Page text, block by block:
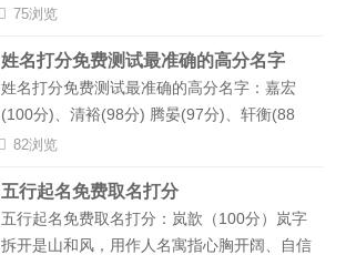
妍、伯瑜、沁冰、泽菁、洛梓、汝轩、润植、
媛、喜欣、欢童、泓康、雨烟、凡婷、涵洲、
红菲、洛琪...
75浏览
姓名打分免费测试最准确的高分名字
姓名打分免费测试最准确的高分名字：嘉宏
(100分)、清裕(98分) 腾晏(97分)、轩衡(88
分) 梁俊(86分)、旭嘉(82分) 郴安(82分)、浩
分)、昆刚(86分) 伦文(95分)、宗铭(83分) 宗
桥(95分)、志仁(93分)...
82浏览
五行起名免费取名打分
五行起名免费取名打分：岚歆（100分）岚字
拆开是山和风，用作人名寓指心胸开阔、自信